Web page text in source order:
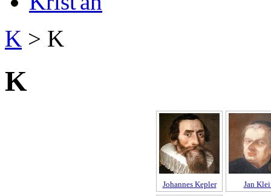
K > K
K
Johannes Kepler Jan